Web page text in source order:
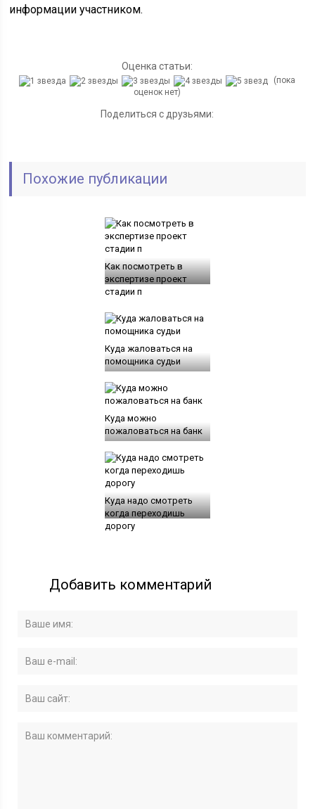
информации участником.
Оценка статьи:
(пока
оценок нет)
Поделиться с друзьями:
Похожие публикации
Как посмотреть в
экспертизе проект
стадии п
Куда жаловаться на
помощника судьи
Куда можно
пожаловаться на банк
Куда надо смотреть
когда переходишь
дорогу
Добавить комментарий